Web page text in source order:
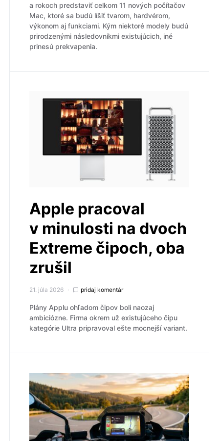
a rokoch predstaviť celkom 11 nových počítačov
Mac, ktoré sa budú líšiť tvarom, hardvérom,
výkonom aj funkciami. Kým niektoré modely budú
prirodzenými následovníkmi existujúcich, iné
prinesú prekvapenia.
Apple pracoval
v minulosti na dvoch
Extreme čipoch, oba
zrušil
21. júla 2026 pridaj komentár
Plány Applu ohľadom čipov boli naozaj
ambiciózne. Firma okrem už existujúceho čipu
kategórie Ultra pripravoval ešte mocnejší variant.